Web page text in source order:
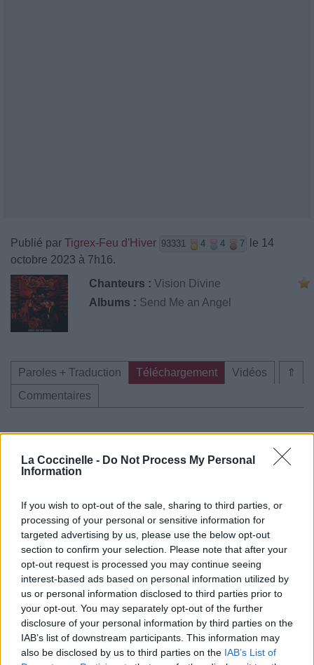
La Coccinelle - Do Not Process My Personal
Information
If you wish to opt-out of the sale, sharing to third parties, or
processing of your personal or sensitive information for
targeted advertising by us, please use the below opt-out
section to confirm your selection. Please note that after your
opt-out request is processed you may continue seeing
interest-based ads based on personal information utilized by
us or personal information disclosed to third parties prior to
your opt-out. You may separately opt-out of the further
disclosure of your personal information by third parties on the
IAB’s list of downstream participants. This information may
also be disclosed by us to third parties on the IAB’s List of
Publié par Tigrex-Feu d'Hiver 93331 4 4 7
le 14
octobre 2023 à 7h16.
Chanteurs : Vision Divine
Albums : Send Me an Angel
⇑
Paroles + Traduction Téléchargement
Vidéos
Commentaires
Pour prolonger le plaisir musical :
Télécharger légalement les MP3 sur
Télécharger légalement les MP3 ou trouver le CD sur
Trouver des vinyles et des CD sur
Trouver un instrument de musique ou une partition au
meilleur prix sur
Paroles + Traduction Téléchargement
Vidéos
Commentaires